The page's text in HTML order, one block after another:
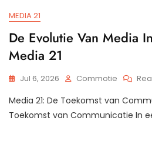
MEDIA 21
De Evolutie Van Media
Media 21
Jul 6, 2026 Commotie
Media 21: De Toekomst van
Toekomst van Communicatie In